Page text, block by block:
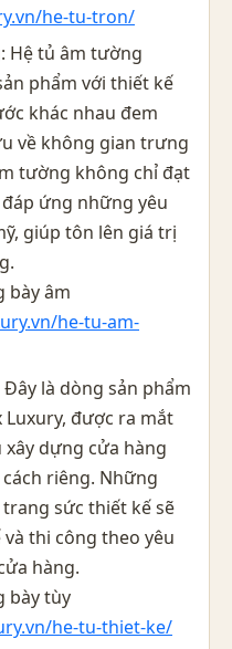
he-tu-tron/
Hệ tủ âm tường
phẩm với thiết kế
khác nhau đem
về không gian trưng
tường không chỉ đạt
ứng những yêu
giúp tôn lên giá trị
bày âm
he-tu-am-
là dòng sản phẩm
Luxury, được ra mắt
dựng cửa hàng
riêng. Những
sức thiết kế sẽ
thi công theo yêu
hàng.
bày tùy
he-tu-thiet-ke/